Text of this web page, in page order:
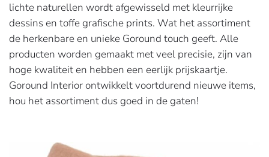
lichte naturellen wordt afgewisseld met kleurrijke
dessins en toffe grafische prints. Wat het assortiment
de herkenbare en unieke Goround touch geeft. Alle
producten worden gemaakt met veel precisie, zijn van
hoge kwaliteit en hebben een eerlijk prijskaartje.
Goround Interior ontwikkelt voortdurend nieuwe items,
hou het assortiment dus goed in de gaten!